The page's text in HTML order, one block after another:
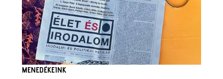
MENEDÉKEINK